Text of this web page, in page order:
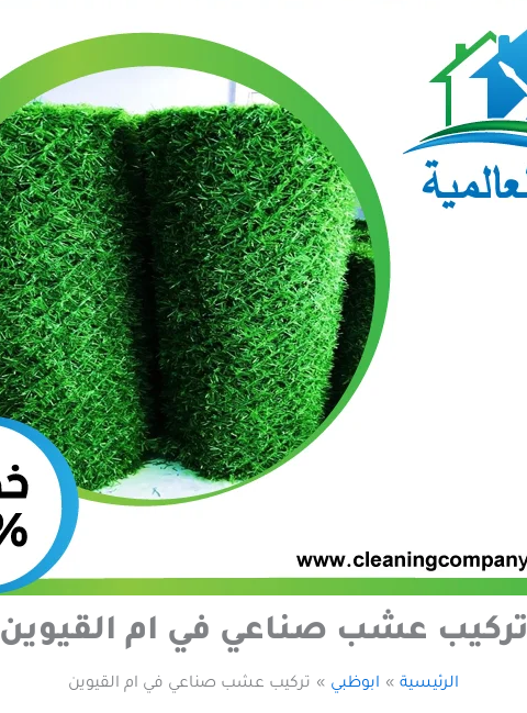
تركيب عشب صناعي في ام القيوين
الرئيسية ابوظبي تركيب عشب صناعي في ام القيوين